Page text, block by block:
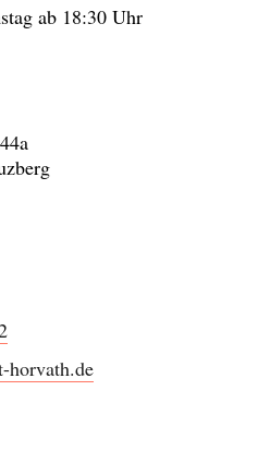
ab 18:30 Uhr
horvath.de